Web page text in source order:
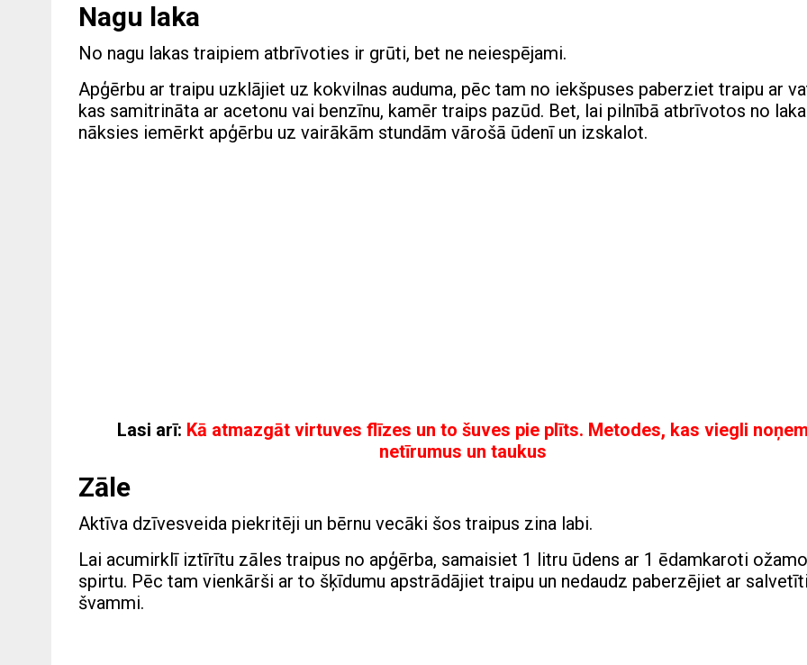
Nagu laka
No nagu lakas traipiem atbrīvoties ir grūti, bet ne neiespējami.
Apģērbu ar traipu uzklājiet uz kokvilnas auduma, pēc tam no iekšpuses paberziet traipu ar
kas samitrināta ar acetonu vai benzīnu, kamēr traips pazūd. Bet, lai pilnībā atbrīvotos no
nāksies iemērkt apģērbu uz vairākām stundām vārošā ūdenī un izskalot.
Lasi arī: Kā atmazgāt virtuves flīzes un to šuves pie plīts. Metodes, kas viegli
netīrumus un taukus
Zāle
Aktīva dzīvesveida piekritēji un bērnu vecāki šos traipus zina labi.
Lai acumirklī iztīrītu zāles traipus no apģērba, samaisiet 1 litru ūdens ar 1 ēdamkaroti ožamo
spirtu. Pēc tam vienkārši ar to šķīdumu apstrādājiet traipu un nedaudz paberzējiet ar
švammi.